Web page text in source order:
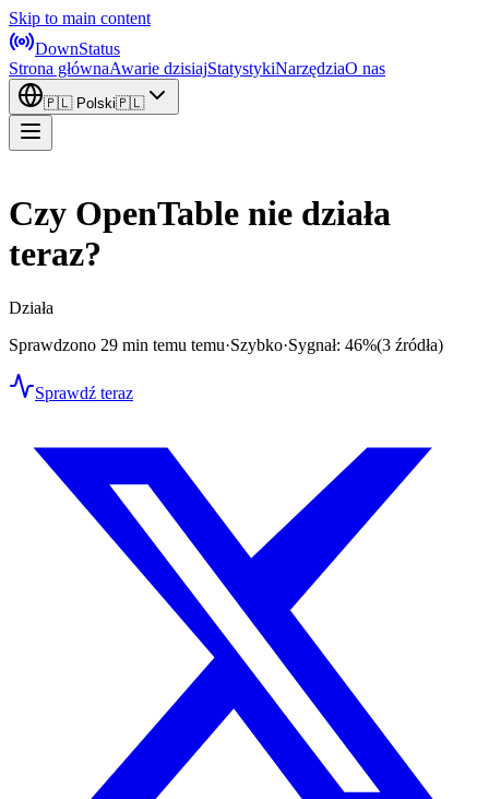
Skip to main content
DownStatus
Strona głównaAwarie dzisiajStatystykiNarzędziaO nas
🇵🇱 Polski🇵🇱
Czy OpenTable nie działa
teraz?
Działa
Sprawdzono 29 min temu temu·Szybko·Sygnał: 46%(3 źródła)
Sprawdź teraz